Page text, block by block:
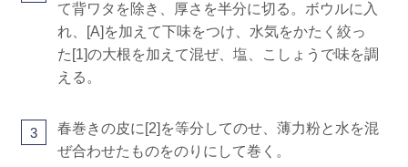
て背ワタを除き、厚さを半分に切る。ボウルに入
れ、[A]を加えて下味をつけ、水気をかたく絞っ
た[1]の大根を加えて混ぜ、塩、こしょうで味を調
える。
3
春巻きの皮に[2]を等分してのせ、薄力粉と水を混
ぜ合わせたものをのりにして巻く。